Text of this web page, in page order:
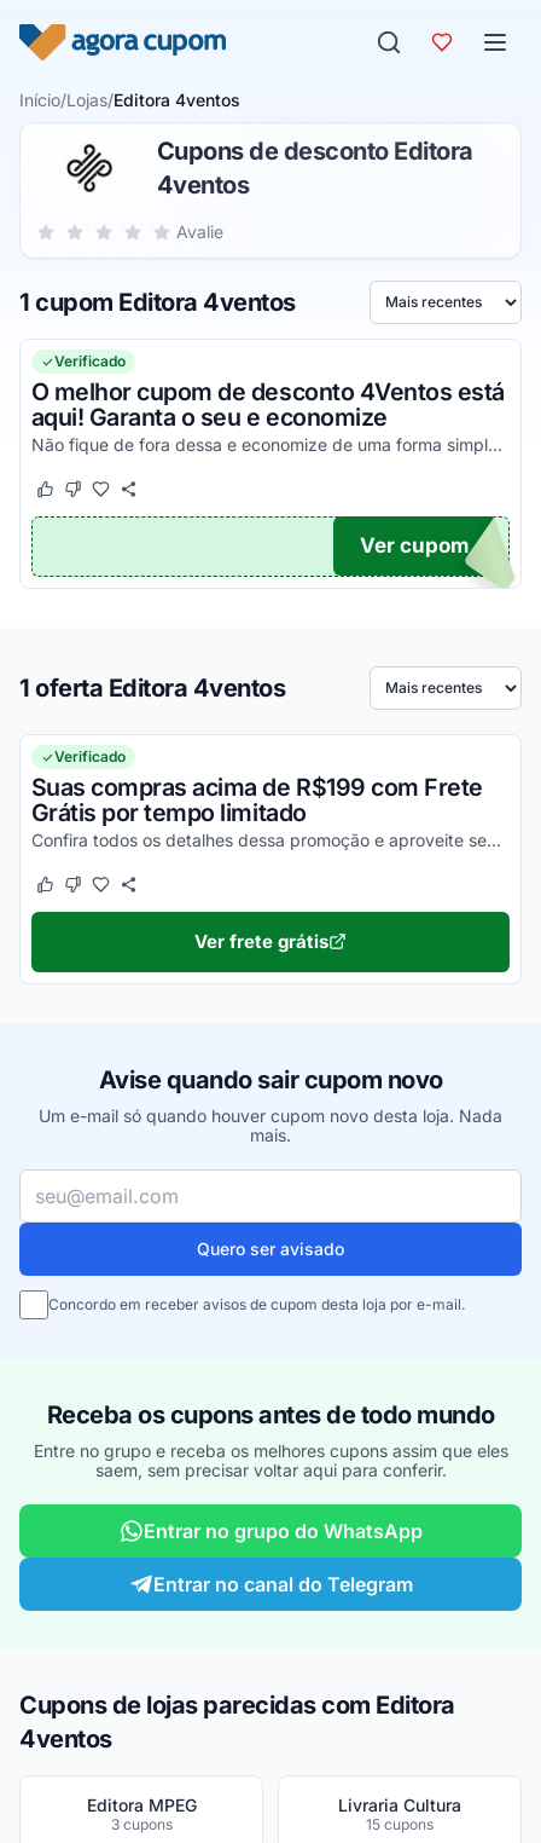
Início/Lojas/Editora 4ventos
Cupons de desconto Editora
4ventos
Sua nota para Editora 4ventos, de 1 a 5 estrelas
5 estrelas
4 estrelas
3 estrelas
2 estrelas
1 estrela Avalie
1 cupom Editora 4ventos Ordenar por
Verificado
O melhor cupom de desconto 4Ventos está
aqui! Garanta o seu e economize
Não fique de fora dessa e economize de uma forma simples!
Este cupom funcionou
Este cupom não funcionou
TICO
Ver cupom
1 oferta Editora 4ventos Ordenar por
Verificado
Suas compras acima de R$199 com Frete
Grátis por tempo limitado
Confira todos os detalhes dessa promoção e aproveite seus descontos!
Este cupom funcionou
Este cupom não funcionou
Ver frete grátis
Avise quando sair cupom novo
Um e-mail só quando houver cupom novo desta loja. Nada
mais.
Seu e-mail
Quero ser avisado
Concordo em receber avisos de cupom desta loja por e-mail.
Receba os cupons antes de todo mundo
Entre no grupo e receba os melhores cupons assim que eles
saem, sem precisar voltar aqui para conferir.
Entrar no grupo do WhatsApp
Entrar no canal do Telegram
Cupons de lojas parecidas com Editora
4ventos
Editora MPEG
3 cupons
Livraria Cultura
15 cupons